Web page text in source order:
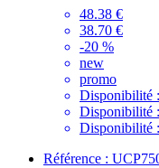
48.38 €
38.70 €
-20 %
new
promo
Disponibilité :
Disponibilité :
Disponibilité :
Référence :